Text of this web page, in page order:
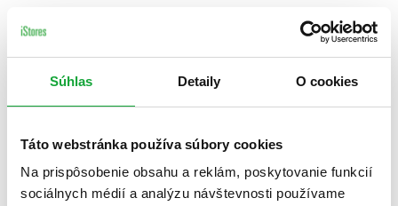
Súhlas Detaily O cookies
Táto webstránka používa súbory cookies
Na prispôsobenie obsahu a reklám, poskytovanie funkcií
sociálnych médií a analýzu návštevnosti používame